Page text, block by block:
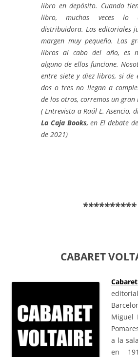
libro en depósito. Cuando
libro, muchas veces lo
distribuidora. Las editoriales
margen muy pequeño. Las
libros al cabo del año, es
alguno de ellos funcione.
entre siete y diez libros, si de
dos o tres no llegan a
de los otros, corremos un gran
( Entrevista a Raúl E. Asencio,
La Caja Books, en El debate
de 2021)
**********
CABARET
Miguel
a la
en